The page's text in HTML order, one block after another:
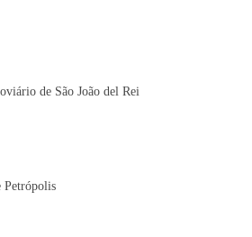
de São João del Rei
Petrópolis